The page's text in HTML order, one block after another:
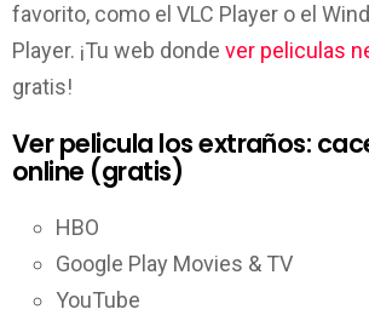
favorito, como el VLC Player o el
Player. ¡Tu web donde ver peliculas
gratis!
Ver pelicula los extraños:
online (gratis)
HBO
Google Play Movies & TV
YouTube